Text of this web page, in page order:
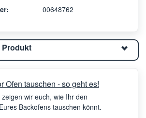
00648762
Produkt
Ofen tauschen - so geht es!
wir euch, wie Ihr den
Backofens tauschen könnt.